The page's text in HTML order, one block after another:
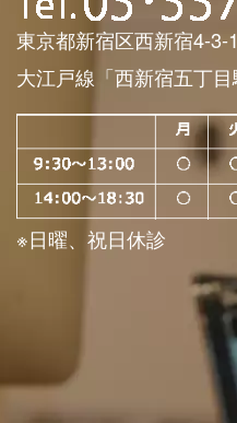
東京都新宿区西新宿4-3-
大江戸線「西新宿五丁
※日曜、祝日休診